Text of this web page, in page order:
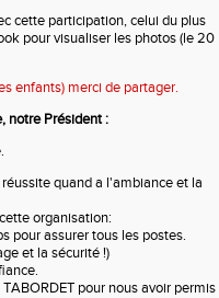
cette participation, celui du plus
pour visualiser les photos (le 20
enfants) merci de partager.
notre Président :
quand a l'ambiance et la
organisation:
pour assurer tous les postes.
et la sécurité !)
pour nous avoir permis